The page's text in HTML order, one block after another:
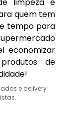
quem tem
tempo para
economizar
de
e delivery